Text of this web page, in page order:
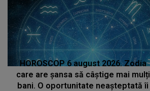
HOROSCOP 6 august 2026. Zodia
care are șansa să câștige mai mulți
bani. O oportunitate neașteptată îi